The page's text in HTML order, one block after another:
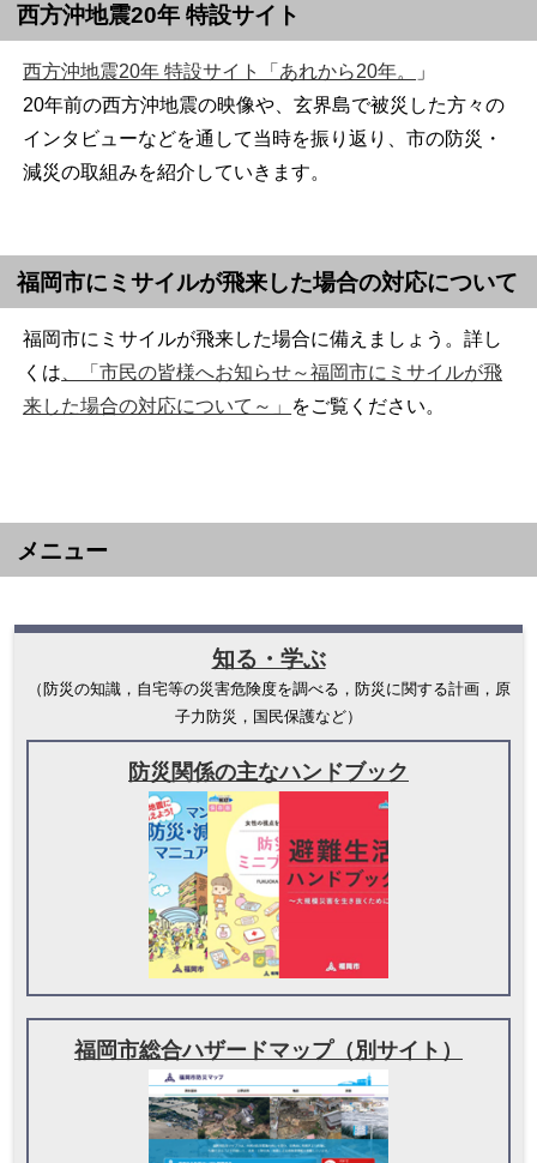
西方沖地震20年 特設サイト
西方沖地震20年 特設サイト「あれから20年。
」
20年前の西方沖地震の映像や、玄界島で被災した方々の
インタビューなどを通して当時を振り返り、市の防災・
減災の取組みを紹介していきます。
福岡市にミサイルが飛来した場合の対応について
福岡市にミサイルが飛来した場合に備えましょう。詳し
くは 、「市民の皆様へお知らせ～福岡市にミサイルが飛
来した場合の対応について～」
をご覧ください。
メニュー
知る・学ぶ
（防災の知識，自宅等の災害危険度を調べる，防災に関する計画，原
子力防災，国民保護など）
防災関係の主なハンドブック
福岡市総合ハザードマップ（別サイト）